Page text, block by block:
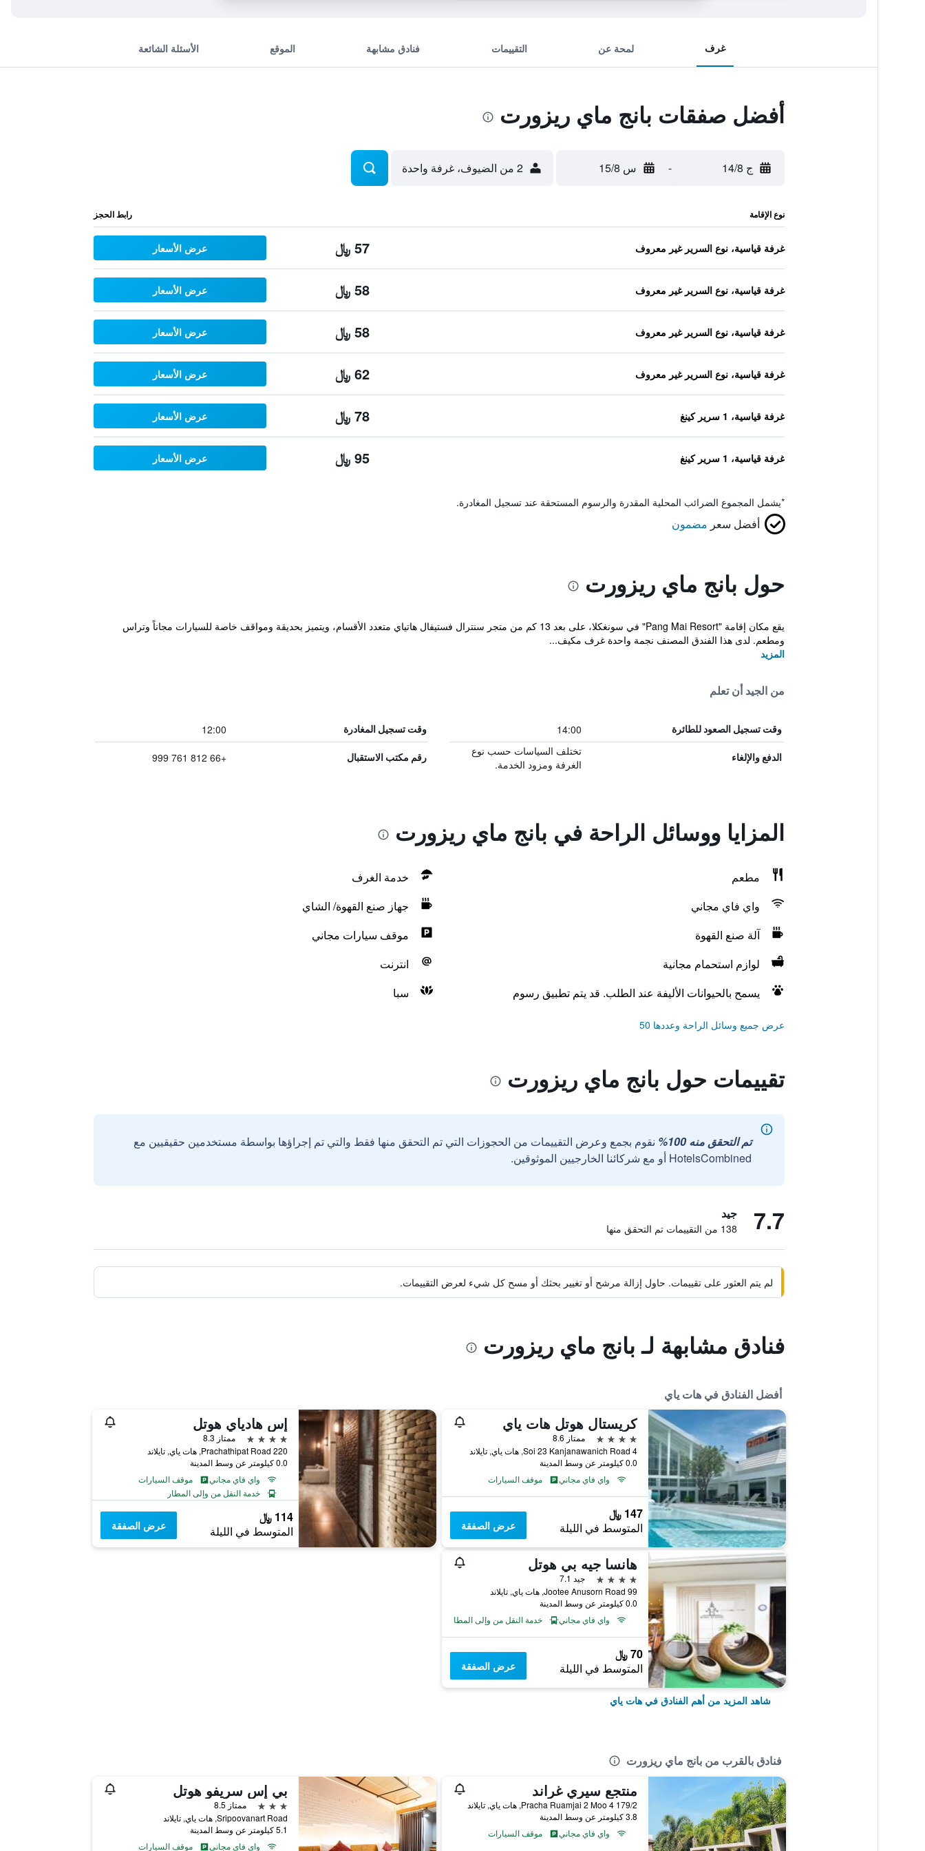
غرف لمحة عن التقييمات فنادق مشابهة الموقع الأسئلة الشائعة
أفضل صفقات بانج ماي ريزورت
ج 14/8 - س 15/8 2 من الضيوف، غرفة واحدة
نوع الإقامة رابط الحجز
غرفة قياسية، نوع السرير غير معروف 57 ﷼ عرض الأسعار
غرفة قياسية، نوع السرير غير معروف 58 ﷼ عرض الأسعار
غرفة قياسية، نوع السرير غير معروف 58 ﷼ عرض الأسعار
غرفة قياسية، نوع السرير غير معروف 62 ﷼ عرض الأسعار
غرفة قياسية، 1 سرير كينغ 78 ﷼ عرض الأسعار
غرفة قياسية، 1 سرير كينغ 95 ﷼ عرض الأسعار
*يشمل المجموع الضرائب المحلية المقدرة والرسوم المستحقة عند تسجيل المغادرة.
أفضل سعر مضمون
حول بانج ماي ريزورت
يقع مكان إقامة "Pang Mai Resort" في سونغكلا، على بعد 13 كم من متجر سنترال فستيفال هاتياي متعدد الأقسام، ويتميز بحديقة ومواقف خاصة للسيارات مجاناً وتراس
ومطعم. لدى هذا الفندق المصنف نجمة واحدة غرف مكيف...
المزيد
من الجيد أن تعلم
وقت تسجيل الصعود للطائرة 14:00 وقت تسجيل المغادرة 12:00
الدفع والإلغاء
تختلف السياسات حسب نوع
الغرفة ومزود الخدمة.
رقم مكتب الاستقبال +66 812 761 999
المزايا ووسائل الراحة في بانج ماي ريزورت
مطعم
خدمة الغرف
واي فاي مجاني
جهاز صنع القهوة/ الشاي
آلة صنع القهوة
موقف سيارات مجاني
لوازم استحمام مجانية
انترنت
يسمح بالحيوانات الأليفة عند الطلب. قد يتم تطبيق رسوم
سبا
عرض جميع وسائل الراحة وعددها 50
تقييمات حول بانج ماي ريزورت
تم التحقق منه 100%
نقوم بجمع وعرض التقييمات من الحجوزات التي تم التحقق منها فقط والتي تم إجراؤها بواسطة مستخدمين حقيقيين مع
HotelsCombined أو مع شركائنا الخارجيين الموثوقين.
7.7 جيد
138 من التقييمات تم التحقق منها
لم يتم العثور على تقييمات. حاول إزالة مرشح أو تغيير بحثك أو مسح كل شيء لعرض التقييمات.
فنادق مشابهة لـ بانج ماي ريزورت
أفضل الفنادق في هات ياي
كريستال هوتل هات ياي
4 نجوم
ممتاز 8.6
4 Soi 23 Kanjanawanich Road, هات ياي, تايلاند
0.0 كيلومتر عن وسط المدينة
واي فاي مجاني
موقف السيارات
147 ﷼
المتوسط في الليلة عرض الصفقة
إس هادياي هوتل
4 نجوم
ممتاز 8.3
220 Prachathipat Road, هات ياي, تايلاند
0.0 كيلومتر عن وسط المدينة
واي فاي مجاني
موقف السيارات
خدمة النقل من وإلى المطار
114 ﷼
المتوسط في الليلة عرض الصفقة
هانسا جيه بي هوتل
4 نجوم
جيد 7.1
99 Jootee Anusorn Road, هات ياي, تايلاند
0.0 كيلومتر عن وسط المدينة
واي فاي مجاني
خدمة النقل من وإلى المطار
70 ﷼
المتوسط في الليلة عرض الصفقة
شاهد المزيد من أهم الفنادق في هات ياي
فنادق بالقرب من بانج ماي ريزورت
منتجع سيري غراند
179/2 Pracha Ruamjai 2 Moo 4, هات ياي, تايلاند
3.8 كيلومتر عن وسط المدينة
واي فاي مجاني
موقف السيارات
بي إس سريفو هوتل
3 نجوم
ممتاز 8.5
Sripoovanart Road, هات ياي, تايلاند
5.1 كيلومتر عن وسط المدينة
واي فاي مجاني
موقف السيارات